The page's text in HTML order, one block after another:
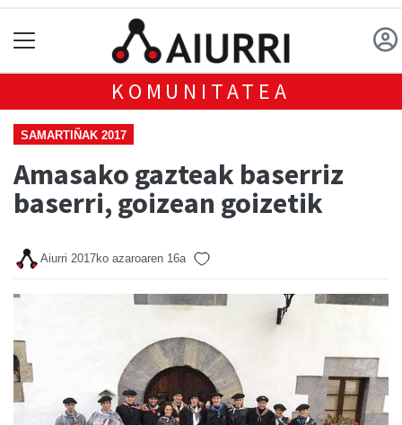
KOMUNITATEA
SAMARTIÑAK 2017
Amasako gazteak baserriz
baserri, goizean goizetik
Aiurri 2017ko azaroaren 16a